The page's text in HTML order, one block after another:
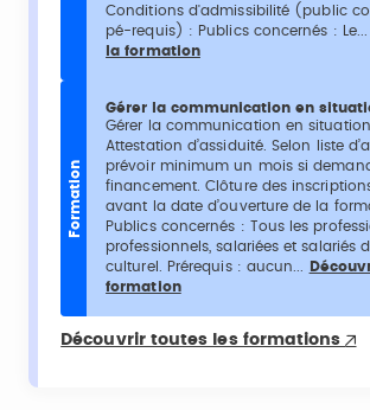
Conditions d'admissibilité (public
pé-requis) : Publics concernés : Le...
la formation
Formation
Gérer la communication en
Gérer la communication en
Attestation d’assiduité. Selon liste
prévoir minimum un mois si
financement. Clôture des
avant la date d’ouverture de la
Publics concernés : Tous les
professionnels, salariées et salariés
culturel. Prérequis : aucun...
formation
Découvrir toutes les formations